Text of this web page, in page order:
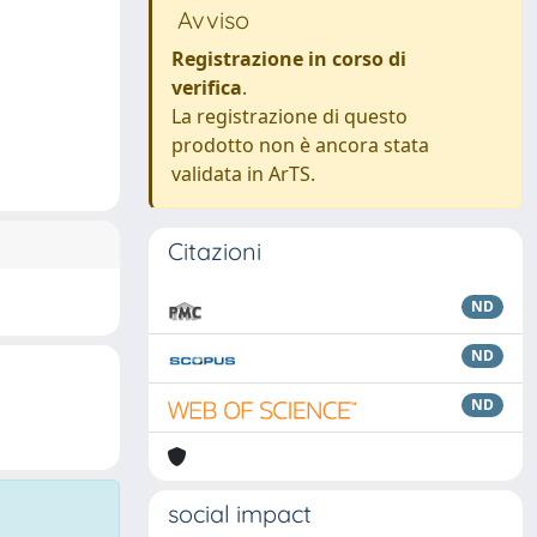
Avviso
Registrazione in corso di
verifica.
La registrazione di questo
prodotto non è ancora stata
validata in ArTS.
Citazioni
ND
ND
ND
social impact